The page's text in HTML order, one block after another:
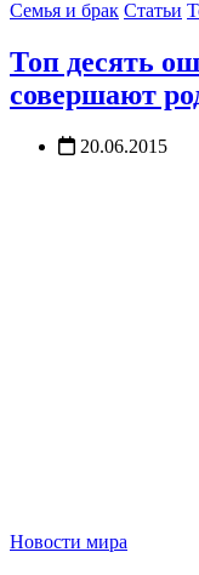
Семья и брак Статьи
Топ десять
совершают
20.06.2015
Новости мира